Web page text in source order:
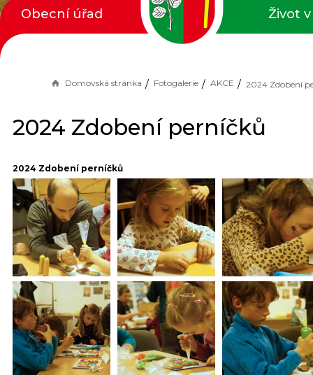
Domovská stránka Fotogalerie AKCE 2024 Zdobení
2024 Zdobení perníčků
2024 Zdobení perníčků
Obecní úřad Život